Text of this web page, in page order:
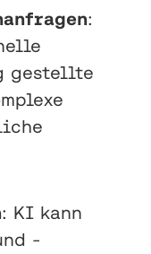
:
gestellte
: KI kann
-